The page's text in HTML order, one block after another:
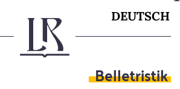
DEUTSCH
Belletristik